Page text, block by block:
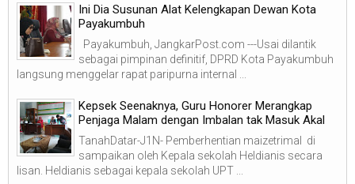
Ini Dia Susunan Alat Kelengkapan Dewan Kota
Payakumbuh
Payakumbuh, JangkarPost.com ---Usai dilantik
sebagai pimpinan definitif, DPRD Kota Payakumbuh
langsung menggelar rapat paripurna internal ...
Kepsek Seenaknya, Guru Honorer Merangkap
Penjaga Malam dengan Imbalan tak Masuk Akal
TanahDatar-J1N- Pemberhentian maizetrimal di
sampaikan oleh Kepala sekolah Heldianis secara
lisan. Heldianis sebagai kepala sekolah UPT ...